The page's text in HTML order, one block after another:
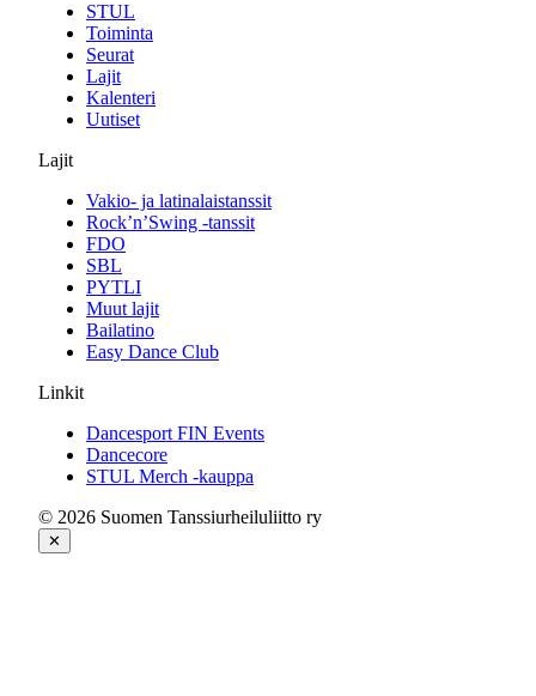
STUL
Toiminta
Seurat
Lajit
Kalenteri
Uutiset
Lajit
Vakio- ja latinalaistanssit
Rock’n’Swing -tanssit
FDO
SBL
PYTLI
Muut lajit
Bailatino
Easy Dance Club
Linkit
Dancesport FIN Events
Dancecore
STUL Merch -kauppa
© 2026 Suomen Tanssiurheiluliitto ry
✕